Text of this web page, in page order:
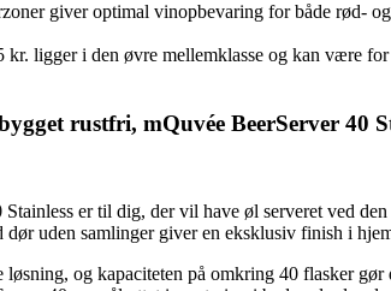
giver optimal vinopbevaring for både rød-
kr. ligger i den øvre mellemklasse og kan være
rustfri, mQuvée BeerServer 40
Stainless er til dig, der vil have øl serveret ved
dør uden samlinger giver en eksklusiv finish i
og kapaciteten på omkring 40 flasker